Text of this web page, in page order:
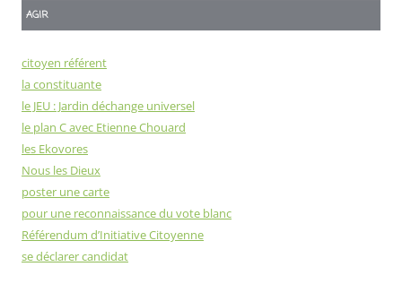
AGIR
citoyen référent
la constituante
le JEU : Jardin déchange universel
le plan C avec Etienne Chouard
les Ekovores
Nous les Dieux
poster une carte
pour une reconnaissance du vote blanc
Référendum d’Initiative Citoyenne
se déclarer candidat